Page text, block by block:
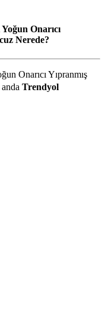
Onarıcı
Nerede?
Onarıcı Yıpranmış
Trendyol